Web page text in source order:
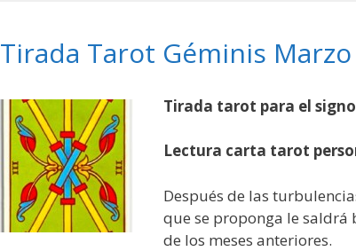
Tirada Tarot Géminis Marzo
Tirada tarot para el
Lectura carta tarot
Después de las
que se proponga le saldrá
de los meses anteriores.